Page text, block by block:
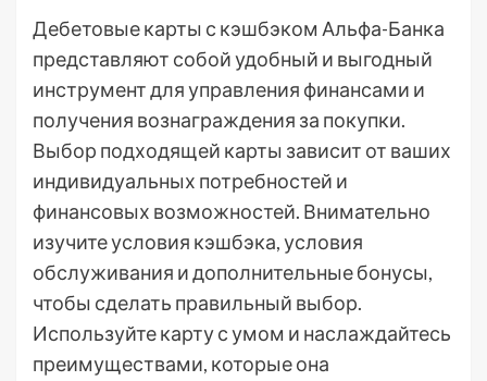
Дебетовые карты с кэшбэком Альфа-Банка
представляют собой удобный и выгодный
инструмент для управления финансами и
получения вознаграждения за покупки.
Выбор подходящей карты зависит от ваших
индивидуальных потребностей и
финансовых возможностей. Внимательно
изучите условия кэшбэка, условия
обслуживания и дополнительные бонусы,
чтобы сделать правильный выбор.
Используйте карту с умом и наслаждайтесь
преимуществами, которые она